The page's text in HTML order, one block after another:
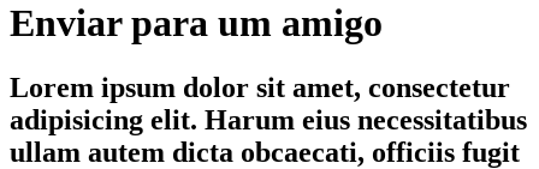
Enviar para um amigo
Lorem ipsum dolor sit amet, consectetur
adipisicing elit. Harum eius necessitatibus
ullam autem dicta obcaecati, officiis fugit